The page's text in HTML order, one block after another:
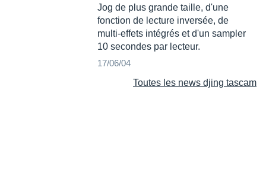
Jog de plus grande taille, d'une
fonction de lecture inversée, de
multi-effets intégrés et d'un sampler
10 secondes par lecteur.
17/06/04
Toutes les news djing tascam